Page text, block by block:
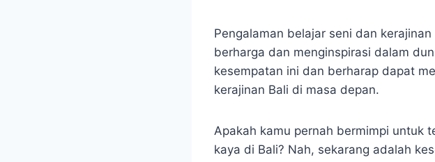
Pengalaman belajar seni dan
berharga dan menginspirasi dalam
kesempatan ini dan berharap dapat
kerajinan Bali di masa depan.
Apakah kamu pernah bermimpi untuk
kaya di Bali? Nah, sekarang adalah